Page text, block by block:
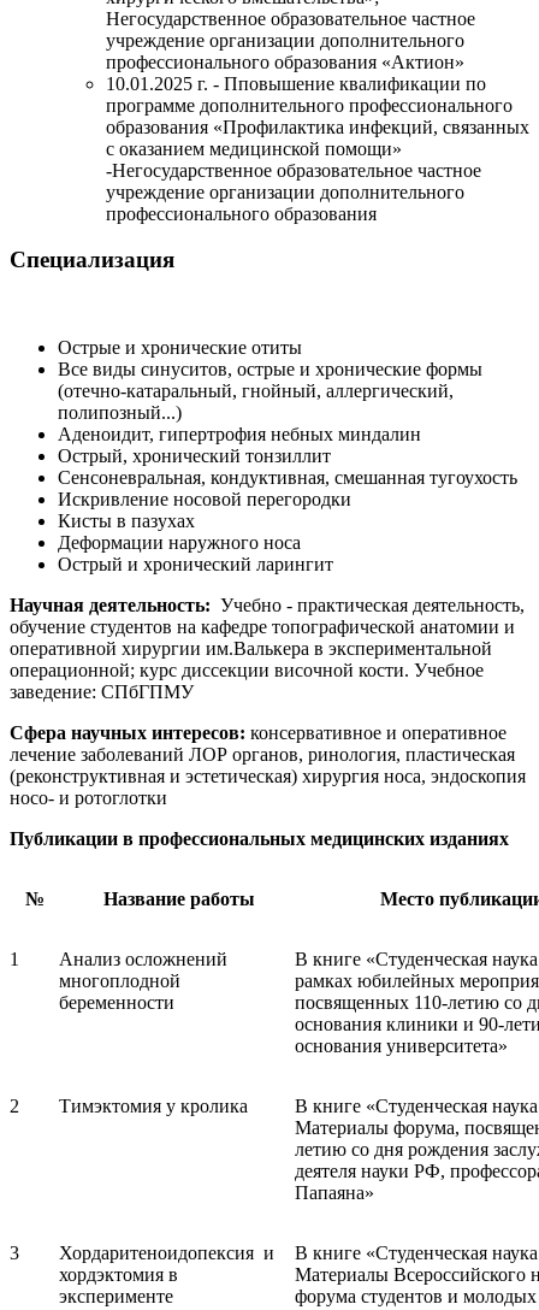
Негосударственное образовательное частное
учреждение организации дополнительного
профессионального образования «Актион»
10.01.2025 г. - Пповышение квалификации по
программе дополнительного профессионального
образования «Профилактика инфекций, связанных
с оказанием медицинской помощи»
-Негосударственное образовательное частное
учреждение организации дополнительного
профессионального образования
Специализация
Острые и хронические отиты
Все виды синуситов, острые и хронические формы
(отечно-катаральный, гнойный, аллергический,
полипозный...)
Аденоидит, гипертрофия небных миндалин
Острый, хронический тонзиллит
Сенсоневральная, кондуктивная, смешанная тугоухость
Искривление носовой перегородки
Кисты в пазухах
Деформации наружного носа
Острый и хронический ларингит
Научная деятельность: Учебно - практическая деятельность,
обучение студентов на кафедре топографической анатомии и
оперативной хирургии им.Валькера в экспериментальной
операционной; курс диссекции височной кости. Учебное
заведение: СПбГПМУ
Сфера научных интересов: консервативное и оперативное
лечение заболеваний ЛОР органов, ринология, пластическая
(реконструктивная и эстетическая) хирургия носа, эндоскопия
носо- и ротоглотки
Публикации в профессиональных медицинских изданиях
№ Название работы Место
1
Анализ осложнений
многоплодной
беременности
В книге «Студенческая
рамках юбилейных
посвященных 110-летию со
основания клиники и 90-
основания университета»
2 Тимэктомия у кролика
В книге «Студенческая
Материалы форума,
летию со дня рождения
деятеля науки РФ,
Папаяна»
3
Хордаритеноидопексия и
хордэктомия в
эксперименте
В книге «Студенческая
Материалы Всероссийского
форума студентов и